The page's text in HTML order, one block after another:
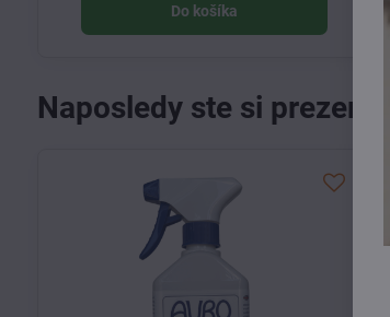
Do košíka
Naposledy ste si prezerali